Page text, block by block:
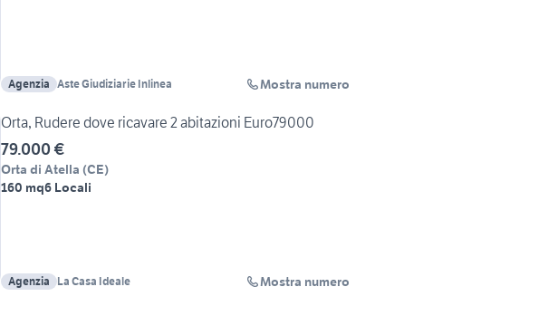
Agenzia Aste Giudiziarie Inlinea Mostra numero
Orta, Rudere dove ricavare 2 abitazioni Euro79000
79.000 €
Orta di Atella (CE)
160 mq6 Locali
Agenzia La Casa Ideale Mostra numero